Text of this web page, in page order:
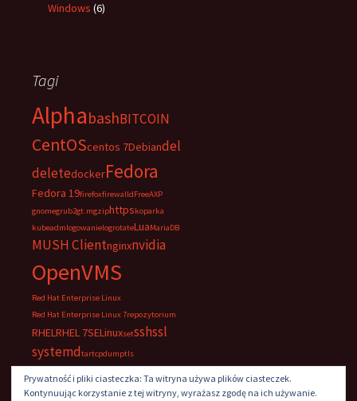
Windows (6)
Tagi
AlphabashBITCOIN
CentOScentos 7Debiandel
deletedockerFedora
Fedora 19firefoxfirewalldFreeAXP
gnomegrub2gt.mgziphttpskoparka
kubeadmlogowanielogrotateLuaMariaDB
MUSH Clientnginxnvidia
OpenVMS
Red Hat Enterprise Linux
Red Hat Enterprise Linux 7repozytorium
RHELRHEL 7SELinuxsetsshssl
systemdtartcpdumptls
UltraVNCVNCwindows
Prywatność i pliki ciasteczka: Ta witryna używa plików ciasteczek.
Kontynuując korzystanie z tej witryny, wyrażasz zgodę na ich używanie.